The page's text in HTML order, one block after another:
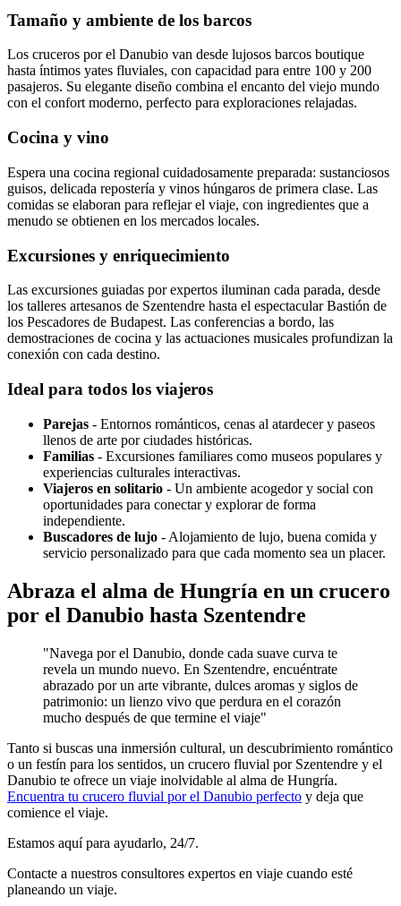
Tamaño y ambiente de los barcos
Los cruceros por el Danubio van desde lujosos barcos boutique
hasta íntimos yates fluviales, con capacidad para entre 100 y 200
pasajeros. Su elegante diseño combina el encanto del viejo mundo
con el confort moderno, perfecto para exploraciones relajadas.
Cocina y vino
Espera una cocina regional cuidadosamente preparada: sustanciosos
guisos, delicada repostería y vinos húngaros de primera clase. Las
comidas se elaboran para reflejar el viaje, con ingredientes que a
menudo se obtienen en los mercados locales.
Excursiones y enriquecimiento
Las excursiones guiadas por expertos iluminan cada parada, desde
los talleres artesanos de Szentendre hasta el espectacular Bastión de
los Pescadores de Budapest. Las conferencias a bordo, las
demostraciones de cocina y las actuaciones musicales profundizan la
conexión con cada destino.
Ideal para todos los viajeros
Parejas - Entornos románticos, cenas al atardecer y paseos
llenos de arte por ciudades históricas.
Familias - Excursiones familiares como museos populares y
experiencias culturales interactivas.
Viajeros en solitario - Un ambiente acogedor y social con
oportunidades para conectar y explorar de forma
independiente.
Buscadores de lujo - Alojamiento de lujo, buena comida y
servicio personalizado para que cada momento sea un placer.
Abraza el alma de Hungría en un crucero
por el Danubio hasta Szentendre
"Navega por el Danubio, donde cada suave curva te
revela un mundo nuevo. En Szentendre, encuéntrate
abrazado por un arte vibrante, dulces aromas y siglos de
patrimonio: un lienzo vivo que perdura en el corazón
mucho después de que termine el viaje"
Tanto si buscas una inmersión cultural, un descubrimiento romántico
o un festín para los sentidos, un crucero fluvial por Szentendre y el
Danubio te ofrece un viaje inolvidable al alma de Hungría.
Encuentra tu crucero fluvial por el Danubio perfecto y deja que
comience el viaje.
Estamos aquí para ayudarlo, 24/7.
Contacte a nuestros consultores expertos en viaje cuando esté
planeando un viaje.